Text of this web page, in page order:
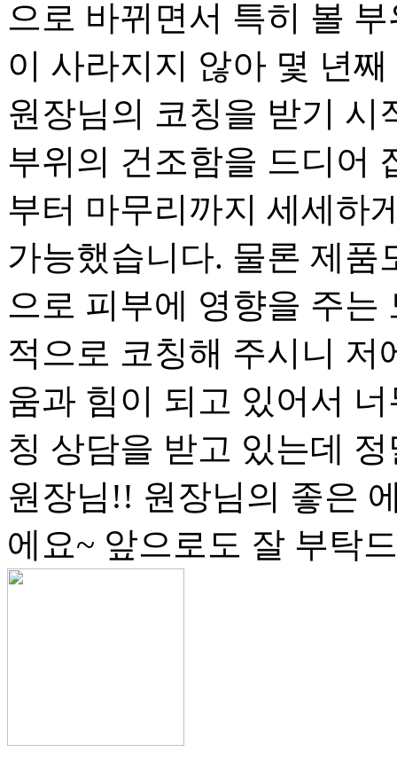
으로 바뀌면서 특히 볼
이 사라지지 않아 몇 년
원장님의 코칭을 받기 시
부위의 건조함을 드디어
부터 마무리까지 세세하
가능했습니다. 물론 제품
으로 피부에 영향을 주는
적으로 코칭해 주시니 저
움과 힘이 되고 있어서
칭 상담을 받고 있는데
원장님!! 원장님의 좋은
에요~ 앞으로도 잘 부탁